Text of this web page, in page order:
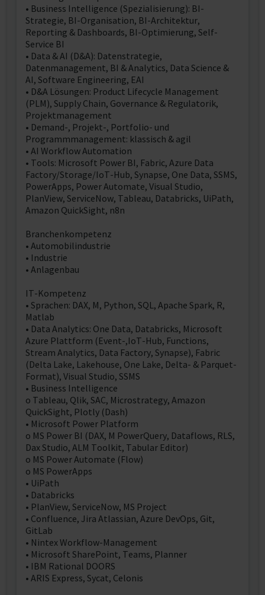
• Business Intelligence (Spezialisierung): BI-
Strategie, BI-Organisation, BI-Architektur,
Reporting & Dashboards, BI-Optimierung, Self-
Service BI
• Data & AI (D&A): Datenstrategie,
Datenmanagement, BI & Analytics, Data Science &
AI, Software Engineering, EAI
• D&A Lösungen: Product Lifecycle Management
(PLM), Supply Chain, Governance & Regulatorik,
Projektmanagement
• Demand-, Projekt-, Portfolio- und
Programmmanagement: klassisch & agil
• AI Workflow Automation
• Tools: Microsoft Power BI, Fabric, Azure Data
Factory/Storage/IoT-Hub, Synapse, One Data, SSMS,
PowerApps, Power Automate, Visual Studio,
PlanView, ServiceNow, Tableau, Databricks, UiPath,
Amazon QuickSight, n8n
Branchenkompetenz
• Automobilindustrie
• Industrie
• Anlagenbau
IT-Kompetenz
• Sprachen: DAX, M, Python, SQL, Apache Spark, R,
Matlab
• Data Analytics: One Data, Databricks, Microsoft
Azure Plattform (Event-,IoT-Hub, Functions,
Stream Analytics, Data Factory, Synapse), Fabric
(Delta Lake, Lakehouse, One Lake, Delta- & Parquet-
Format), Visual Studio, SSMS
• Business Intelligence
o Tableau, Qlik, SAC, Microstrategy, Amazon
QuickSight, Plotly (Dash)
• Microsoft Power Platform
o MS Power BI (DAX, M PowerQuery, Dataflows, RLS,
Dax Studio, ALM Toolkit, Tabular Editor)
o MS Power Automate (Flow)
o MS PowerApps
• UiPath
• Databricks
• PlanView, ServiceNow, MS Project
• Confluence, Jira Atlassian, Azure DevOps, Git,
GitLab
• Nintex Workflow-Management
• Microsoft SharePoint, Teams, Planner
• IBM Rational DOORS
• ARIS Express, Sycat, Celonis